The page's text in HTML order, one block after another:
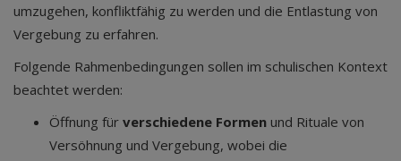
umzugehen, konfliktfähig zu werden und die Entlastung von
Vergebung zu erfahren.
Folgende Rahmenbedingungen sollen im schulischen Kontext
beachtet werden:
Öffnung für verschiedene Formen und Rituale von
Versöhnung und Vergebung, wobei die